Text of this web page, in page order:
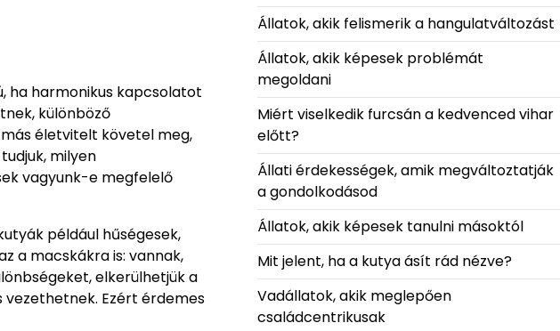
ha harmonikus kapcsolatot
különböző
életvitelt követel meg,
milyen
vagyunk-e megfelelő
például hűségesek,
a macskákra is: vannak,
elkerülhetjük a
Ezért érdemes
Állatok, akik felismerik a hangulatváltozást
Állatok, akik képesek problémát
megoldani
Miért viselkedik furcsán a kedvenced vihar
előtt?
Állati érdekességek, amik megváltoztatják
a gondolkodásod
Állatok, akik képesek tanulni másoktól
Mit jelent, ha a kutya ásít rád nézve?
Vadállatok, akik meglepően
családcentrikusak